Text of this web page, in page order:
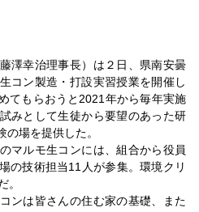
澤幸治理事長）は２日、県南安曇
コン製造・打設実習授業を開催し
てもらおうと2021年から毎年実施
みとして生徒から要望のあった研
場を提供した。
マルモ生コンには、組合から役員
の技術担当11人が参集。環境クリ
。
ンは皆さんの住む家の基礎、また